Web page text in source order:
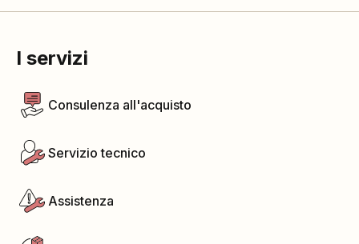
I servizi
Consulenza all'acquisto
Servizio tecnico
Assistenza